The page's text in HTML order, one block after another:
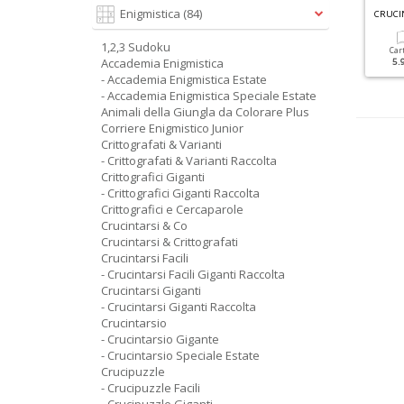
F
ACILI CRUCIVERBA GIGANTI RACCOLTA N.4
Digitale
2.90 € 3.50 €
Enigmistica (84)
1,2,3 Sudoku
Accademia Enigmistica
- Accademia Enigmistica Estate
- Accademia Enigmistica Speciale Estate
Animali della Giungla da Colorare Plus
Corriere Enigmistico Junior
Crittografati & Varianti
- Crittografati & Varianti Raccolta
Crittografici Giganti
- Crittografici Giganti Raccolta
Crittografici e Cercaparole
Crucintarsi & Co
Crucintarsi & Crittografati
Crucintarsi Facili
- Crucintarsi Facili Giganti Raccolta
Crucintarsi Giganti
- Crucintarsi Giganti Raccolta
Crucintarsio
- Crucintarsio Gigante
- Crucintarsio Speciale Estate
Crucipuzzle
- Crucipuzzle Facili